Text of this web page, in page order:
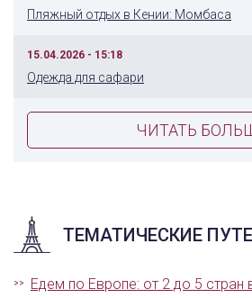
Пляжный отдых в Кении: Момбаса
15.04.2026 - 15:18
Одежда для сафари
ЧИТАТЬ
ТЕМАТИЧЕСКИЕ
Едем по Европе: от 2 до 5 стран